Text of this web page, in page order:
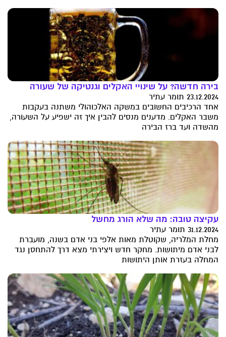
בירה חדשה? על שינויי האקלים וגנטיקה של שעורה
23.12.2024 תומר עתיר
אחד הרכיבים החשובים במשקה האלכוהולי משתנה בעקבות
משבר האקלים. מדענים מנסים להבין איך זה ישפיע על השעורה,
מהשדה ועד ברז הבירה
עקיצה טובה: מה שלא הורג מחשל
31.12.2024 תומר עתיר
מחלת המלריה, שקוטלת מאות אלפי בני אדם בשנה, מועברת
לבני אדם מיתושות. מחקר חדש ויצירתי מצא דרך להתחסן נגד
המחלה בעזרת אותן היתושות